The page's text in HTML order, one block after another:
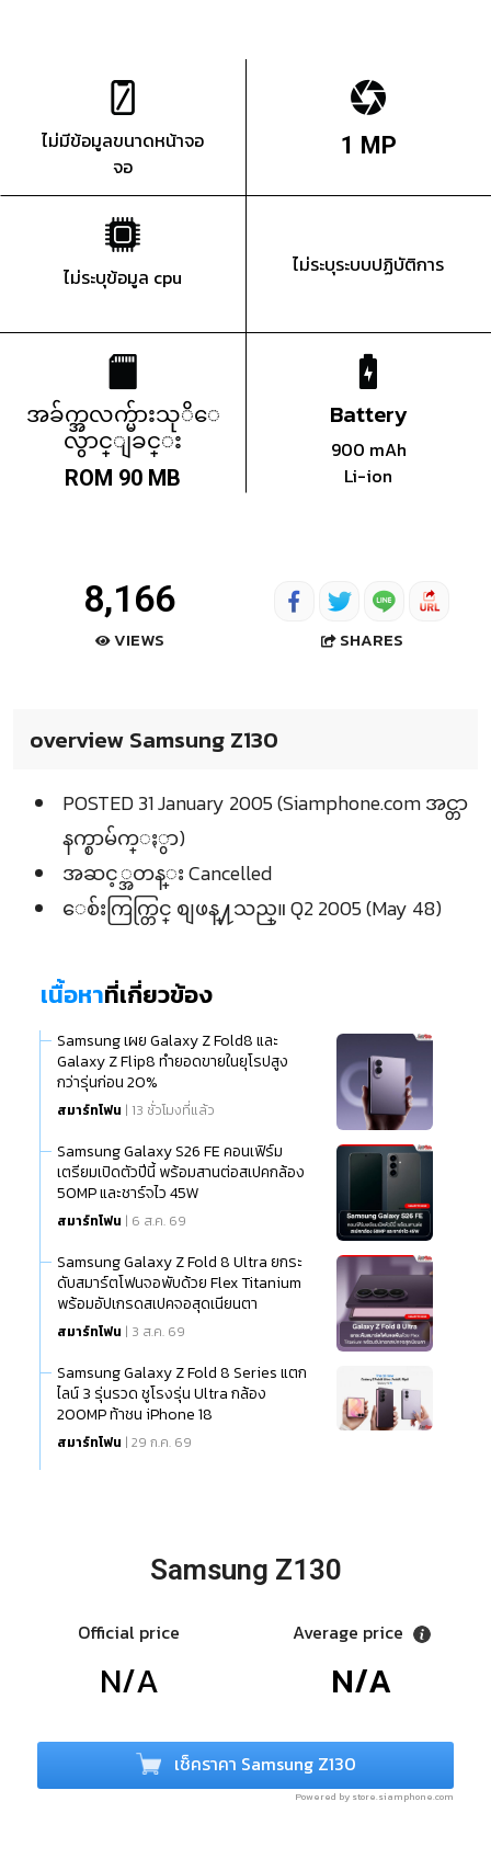
ไม่มีข้อมูลขนาดหน้าจอ
จอ
1 MP
ไม่ระบุข้อมูล cpu ไม่ระบุระบบปฏิบัติการ
အခ်က္အလက္မ်ားသုိေ
လွာင္ျခင္း
ROM 90 MB
Battery
900 mAh
Li-ion
8,166
VIEWS SHARES
overview Samsung Z130
POSTED 31 January 2005 (Siamphone.com အင္တာ
နက္စာမ်က္ႏွာ)
အဆင့္အတန္း Cancelled
ေစ်းကြက္တြင္ စျဖန္႔သည္။ Q2 2005 (May 48)
เนื้อหาที่เกี่ยวข้อง
Samsung เผย Galaxy Z Fold8 และ
Galaxy Z Flip8 ทำยอดขายในยุโรปสูง
กว่ารุ่นก่อน 20%
สมาร์ทโฟน | 13 ชั่วโมงที่แล้ว
Samsung Galaxy S26 FE คอนเฟิร์ม
เตรียมเปิดตัวปีนี้ พร้อมสานต่อสเปคกล้อง
50MP และชาร์จไว 45W
สมาร์ทโฟน | 6 ส.ค. 69
Samsung Galaxy Z Fold 8 Ultra ยกระ
ดับสมาร์ตโฟนจอพับด้วย Flex Titanium
พร้อมอัปเกรดสเปคจอสุดเนียนตา
สมาร์ทโฟน | 3 ส.ค. 69
Samsung Galaxy Z Fold 8 Series แตก
ไลน์ 3 รุ่นรวด ชูโรงรุ่น Ultra กล้อง
200MP ท้าชน iPhone 18
สมาร์ทโฟน | 29 ก.ค. 69
Samsung Z130
Official price
N/A
Average price
N/A
เช็คราคา Samsung Z130
Powered by store.siamphone.com